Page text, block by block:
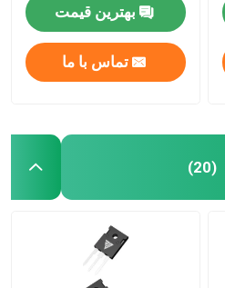
بهترین قیمت
تماس با ما
(20)